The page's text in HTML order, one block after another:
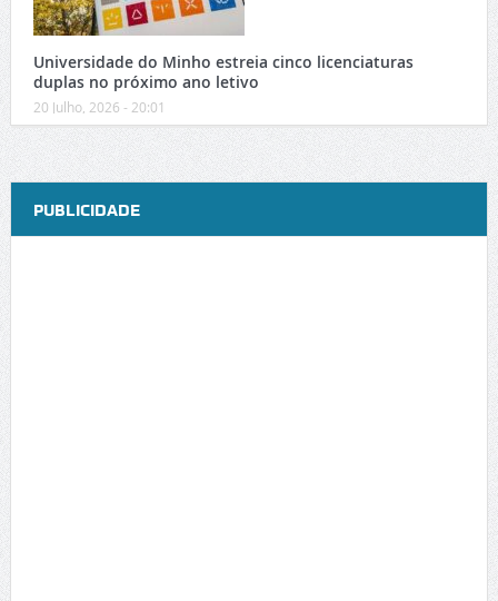
Universidade do Minho estreia cinco licenciaturas
duplas no próximo ano letivo
20 Julho, 2026 - 20:01
PUBLICIDADE